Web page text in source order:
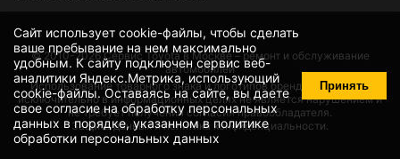
Сайт использует cookie-файлы, чтобы сделать
ваше пребывание на нем максимально
удобным. К cайту подключен сервис веб-
аналитики Яндекс.Метрика, использующий
cookie-файлы. Оставаясь на сайте, вы даете
своесогласие на обработку персональных
данных в порядке, указанном в политике
обработки персональных данных
Принять
© 2010-2026Сервис Toyota в Москве – ремонт и обслуживание
автомобилей
Использование товарного знака и логотипов бренда происходит
исключительно в информационных целях не является нарушением и
не требует получения согласия правообладателя.
Защита данных и политика конфиденциальности.